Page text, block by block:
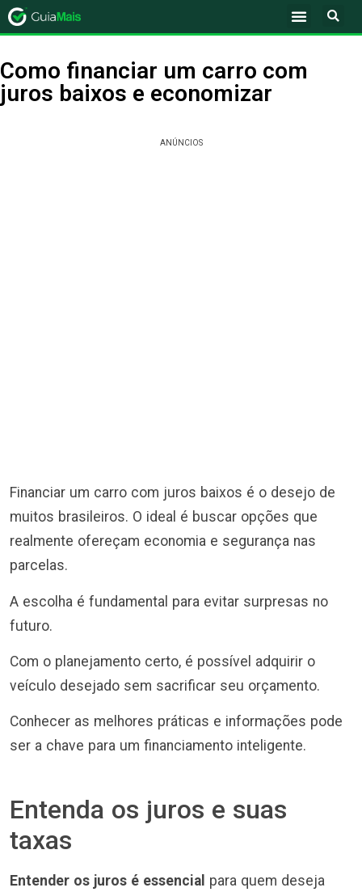
Como financiar um carro com
juros baixos e economizar
ANÚNCIOS
Financiar um carro com juros baixos é o desejo de
muitos brasileiros. O ideal é buscar opções que
realmente ofereçam economia e segurança nas
parcelas.
A escolha é fundamental para evitar surpresas no
futuro.
Com o planejamento certo, é possível adquirir o
veículo desejado sem sacrificar seu orçamento.
Conhecer as melhores práticas e informações pode
ser a chave para um financiamento inteligente.
Entenda os juros e suas
taxas
Entender os juros é essencial para quem deseja